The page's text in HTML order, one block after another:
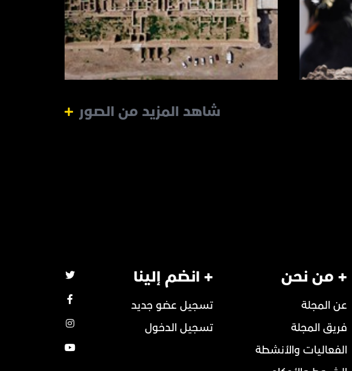
شاهد المزيد من الصور
+ من نحن
عن المجلة
فريق المجلة
الفعاليات والأنشطة
+ انضم إلينا
تسجيل عضو جديد
تسجيل الدخول